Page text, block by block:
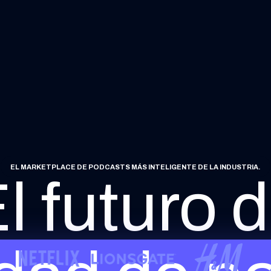
EL MARKETPLACE DE PODCASTS MÁS INTELIGENTE DE LA INDUSTRIA.
futuro